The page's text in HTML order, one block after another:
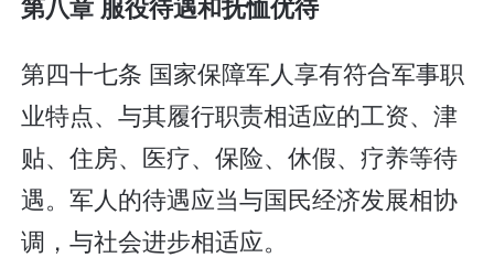
第八章 服役待遇和抚恤优待
第四十七条 国家保障军人享有符合军事职
业特点、与其履行职责相适应的工资、津
贴、住房、医疗、保险、休假、疗养等待
遇。军人的待遇应当与国民经济发展相协
调，与社会进步相适应。